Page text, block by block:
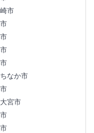
市
なか市
宮市